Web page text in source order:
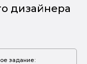
дизайнера
задание: